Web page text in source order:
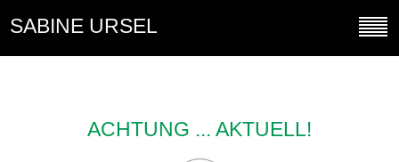
SABINE URSEL
ACHTUNG ... AKTUELL!